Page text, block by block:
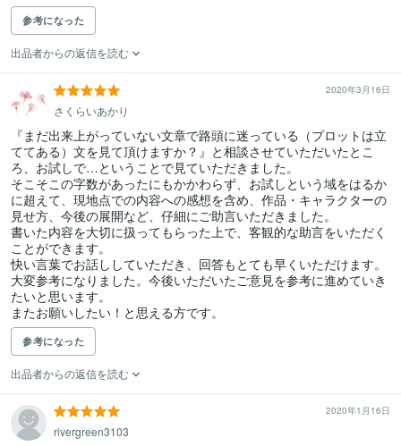
参考になった
出品者からの返信を読む
2020年3月16日
さくらいあかり
『まだ出来上がっていない文章で路頭に迷っている（プロットは立
ててある）文を見て頂けますか？』と相談させていただいたとこ
ろ、お試しで…ということで見ていただきました。
そこそこの字数があったにもかかわらず、お試しという域をはるか
に超えて、現地点での内容への感想を含め、作品・キャラクターの
見せ方、今後の展開など、仔細にご助言いただきました。
書いた内容を大切に扱ってもらった上で、客観的な助言をいただく
ことができます。
快い言葉でお話ししていただき、回答もとても早くいただけます。
大変参考になりました。今後いただいたご意見を参考に進めていき
たいと思います。
またお願いしたい！と思える方です。
参考になった
出品者からの返信を読む
2020年1月16日
rivergreen3103